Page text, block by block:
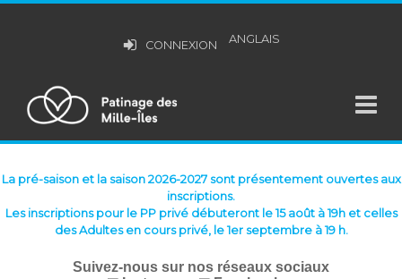
CONNEXION ANGLAIS
La pré-saison et la saison 2026-2027 sont présentement ouvertes aux
inscriptions.
Les inscriptions pour le PP privé débuteront le 15 août à 19h et celles
des Adultes en cours privé, le 1er septembre à 19 h.
Suivez-nous sur nos réseaux sociaux